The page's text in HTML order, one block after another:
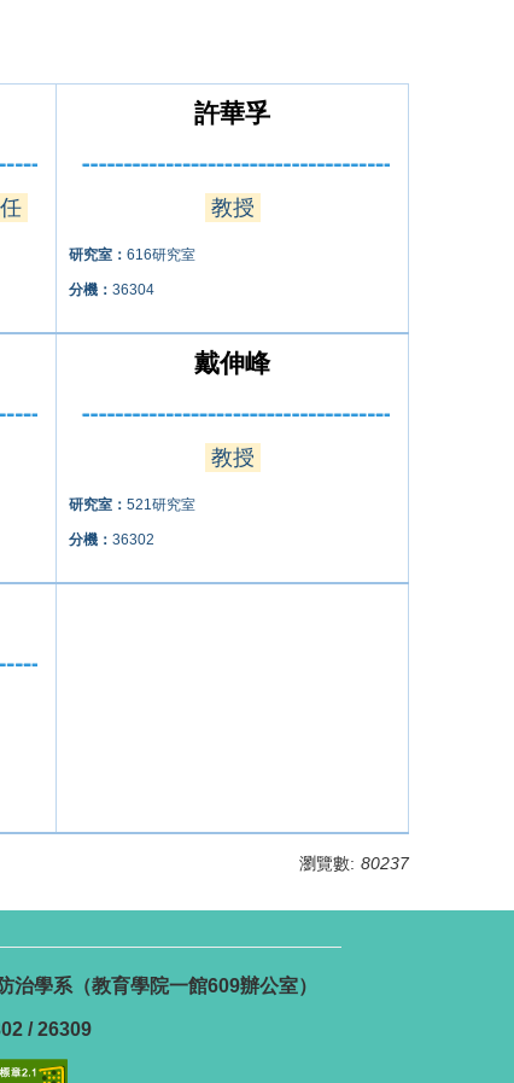
許華孚
教授
研究室： 616研究室
分機： 36304
戴伸峰
教授
研究室： 521研究室
分機： 36302
瀏覽數: 80237
學系（教育學院一館609辦公室）
/ 26309